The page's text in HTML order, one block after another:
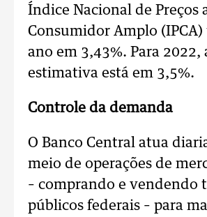
Índice Nacional de Preços
Consumidor Amplo
ano em 3,43%. Para 2022,
estimativa está em 3,5%.
Controle da demanda
O Banco Central atua
meio de operações de
– comprando e vendendo
públicos federais – para